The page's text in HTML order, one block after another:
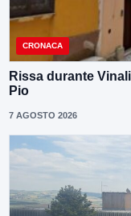
CRONACA
Rissa durante
Pio
7 AGOSTO 2026